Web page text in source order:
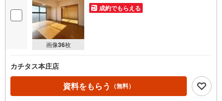
画像36枚
成約でもらえる
カチタス本庄店
資料をもらう （無料）